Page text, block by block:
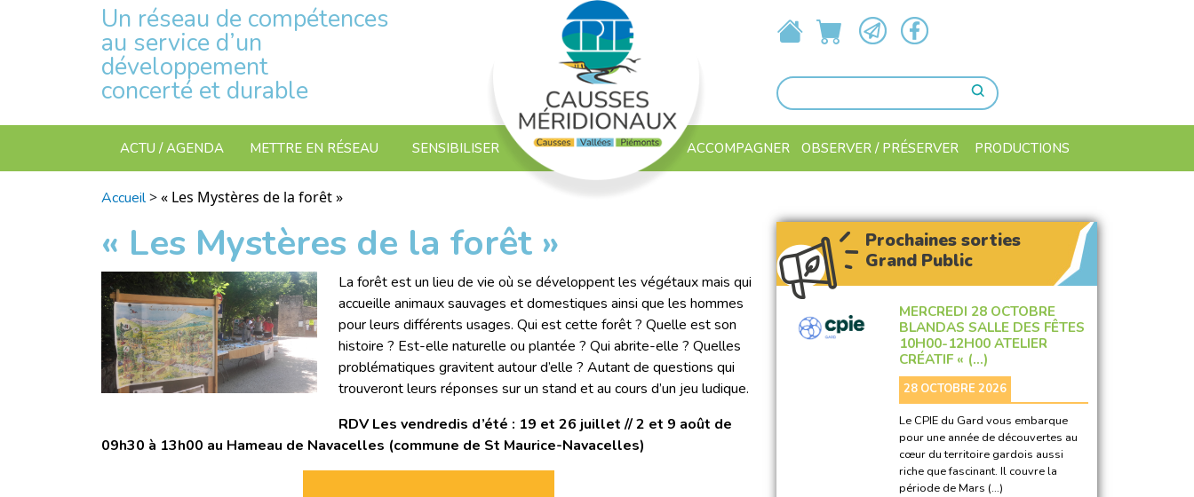
Un réseau de compétences
au service d’un
développement
concerté et durable
ACTU / AGENDA METTRE EN RÉSEAU SENSIBILISER ACCOMPAGNER OBSERVER / PRÉSERVER PRODUCTIONS
Accueil>« Les Mystères de la forêt »
« Les Mystères de la forêt »
La forêt est un lieu de vie où se développent les végétaux mais qui
accueille animaux sauvages et domestiques ainsi que les hommes
pour leurs différents usages. Qui est cette forêt ? Quelle est son
histoire ? Est-elle naturelle ou plantée ? Qui abrite-elle ? Quelles
problématiques gravitent autour d’elle ? Autant de questions qui
trouveront leurs réponses sur un stand et au cours d’un jeu ludique.
RDV Les vendredis d’été : 19 et 26 juillet // 2 et 9 août de
09h30 à 13h00 au Hameau de Navacelles (commune de St Maurice-Navacelles)
Prochaines sorties
Grand Public
MERCREDI 28 OCTOBRE
BLANDAS SALLE DES FÊTES
10H00-12H00 ATELIER
CRÉATIF « (…)
28 OCTOBRE 2026
Le CPIE du Gard vous embarque
pour une année de découvertes au
cœur du territoire gardois aussi
riche que fascinant. Il couvre la
période de Mars (…)